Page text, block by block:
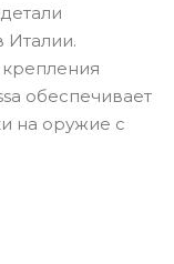
Италии.
обеспечивает
на оружие с